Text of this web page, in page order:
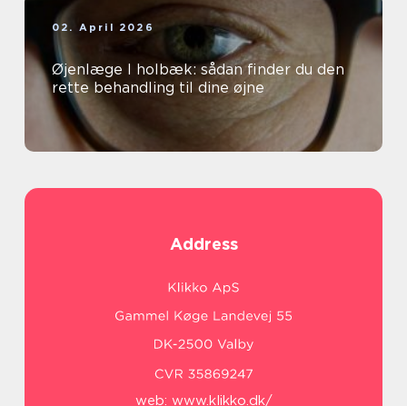
02. April 2026
Øjenlæge I holbæk: sådan finder du den
rette behandling til dine øjne
Address
web: www.klikko.dk/